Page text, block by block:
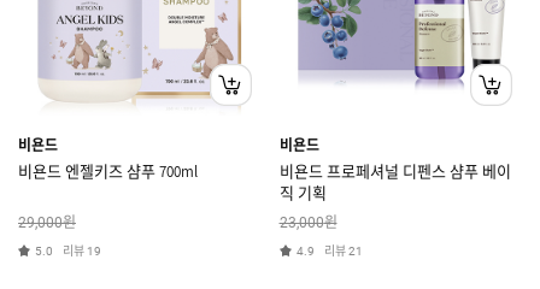
비욘드
비욘드 엔젤키즈 샴푸 700ml
29,000원
5.0 리뷰 19
비욘드
비욘드 프로페셔널 디펜스 샴푸 베이
직 기획
23,000원
4.9 리뷰21